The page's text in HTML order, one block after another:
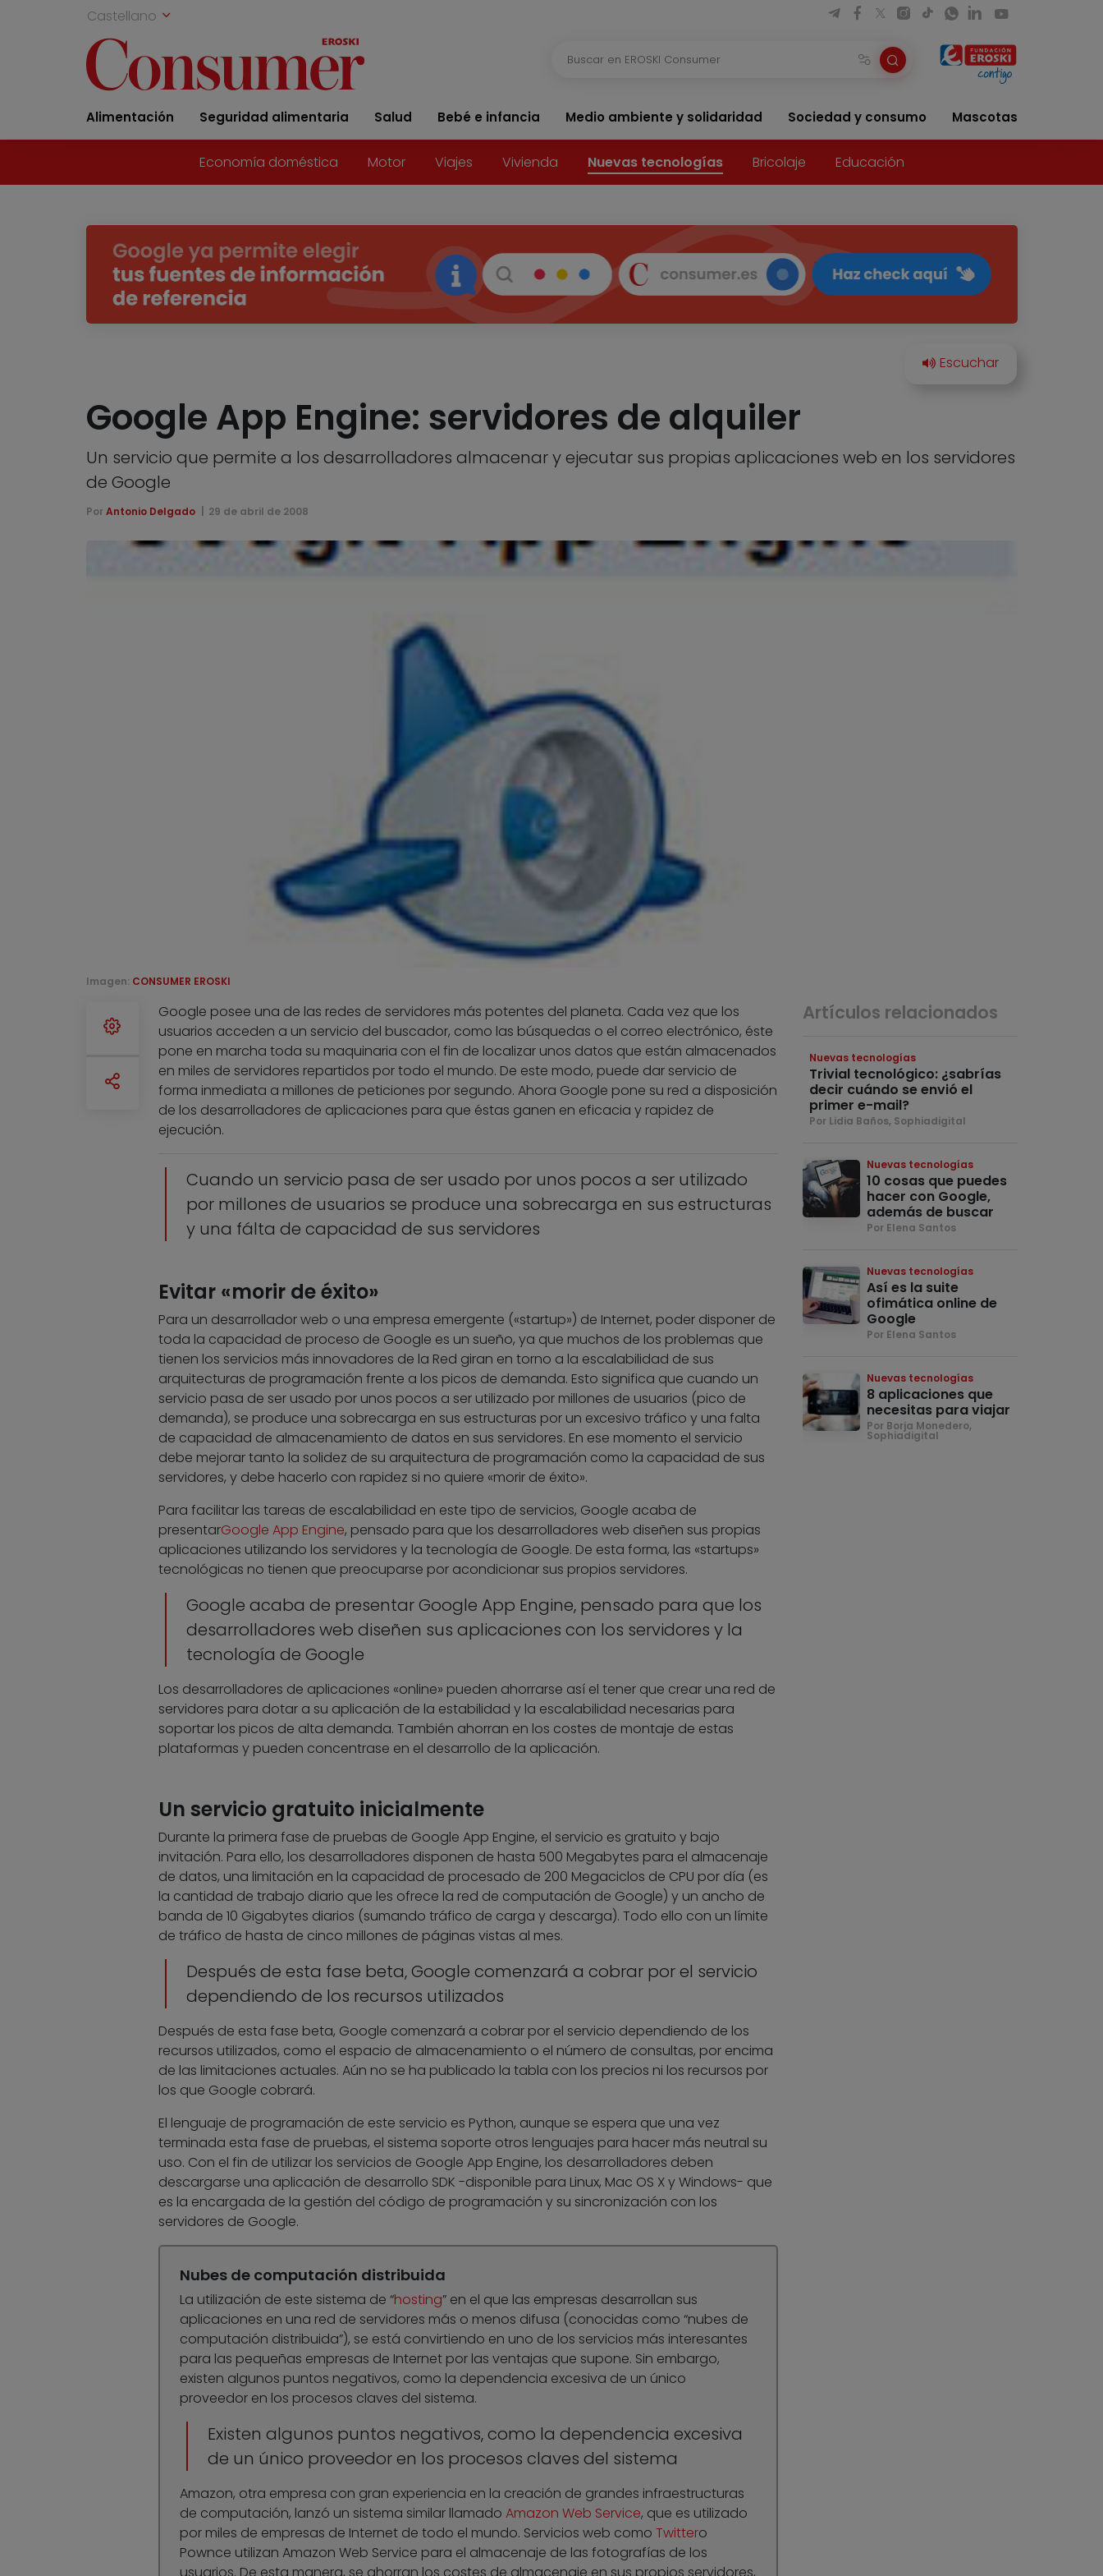
Castellano
Alimentación Seguridad alimentaria Salud Bebé e infancia Medio ambiente y solidaridad Sociedad y consumo Mascotas
Economía doméstica Motor Viajes Vivienda Nuevas tecnologías Bricolaje Educación
Google App Engine: servidores de alquiler
Un servicio que permite a los desarrolladores almacenar y ejecutar sus propias aplicaciones web en los servidores
de Google
Por Antonio Delgado 29 de abril de 2008
Imagen: CONSUMER EROSKI
Google posee una de las redes de servidores más potentes del planeta. Cada vez que los
usuarios acceden a un servicio del buscador, como las búsquedas o el correo electrónico, éste
pone en marcha toda su maquinaria con el fin de localizar unos datos que están almacenados
en miles de servidores repartidos por todo el mundo. De este modo, puede dar servicio de
forma inmediata a millones de peticiones por segundo. Ahora Google pone su red a disposición
de los desarrolladores de aplicaciones para que éstas ganen en eficacia y rapidez de
ejecución.
Cuando un servicio pasa de ser usado por unos pocos a ser utilizado
por millones de usuarios se produce una sobrecarga en sus estructuras
y una fálta de capacidad de sus servidores
Evitar «morir de éxito»
Para un desarrollador web o una empresa emergente («startup») de Internet, poder disponer de
toda la capacidad de proceso de Google es un sueño, ya que muchos de los problemas que
tienen los servicios más innovadores de la Red giran en torno a la escalabilidad de sus
arquitecturas de programación frente a los picos de demanda. Esto significa que cuando un
servicio pasa de ser usado por unos pocos a ser utilizado por millones de usuarios (pico de
demanda), se produce una sobrecarga en sus estructuras por un excesivo tráfico y una falta
de capacidad de almacenamiento de datos en sus servidores. En ese momento el servicio
debe mejorar tanto la solidez de su arquitectura de programación como la capacidad de sus
servidores, y debe hacerlo con rapidez si no quiere «morir de éxito».
Para facilitar las tareas de escalabilidad en este tipo de servicios, Google acaba de
presentarGoogle App Engine, pensado para que los desarrolladores web diseñen sus propias
aplicaciones utilizando los servidores y la tecnología de Google. De esta forma, las «startups»
tecnológicas no tienen que preocuparse por acondicionar sus propios servidores.
Google acaba de presentar Google App Engine, pensado para que los
desarrolladores web diseñen sus aplicaciones con los servidores y la
tecnología de Google
Los desarrolladores de aplicaciones «online» pueden ahorrarse así el tener que crear una red de
servidores para dotar a su aplicación de la estabilidad y la escalabilidad necesarias para
soportar los picos de alta demanda. También ahorran en los costes de montaje de estas
plataformas y pueden concentrase en el desarrollo de la aplicación.
Un servicio gratuito inicialmente
Durante la primera fase de pruebas de Google App Engine, el servicio es gratuito y bajo
invitación. Para ello, los desarrolladores disponen de hasta 500 Megabytes para el almacenaje
de datos, una limitación en la capacidad de procesado de 200 Megaciclos de CPU por día (es
la cantidad de trabajo diario que les ofrece la red de computación de Google) y un ancho de
banda de 10 Gigabytes diarios (sumando tráfico de carga y descarga). Todo ello con un límite
de tráfico de hasta de cinco millones de páginas vistas al mes.
Después de esta fase beta, Google comenzará a cobrar por el servicio
dependiendo de los recursos utilizados
Después de esta fase beta, Google comenzará a cobrar por el servicio dependiendo de los
recursos utilizados, como el espacio de almacenamiento o el número de consultas, por encima
de las limitaciones actuales. Aún no se ha publicado la tabla con los precios ni los recursos por
los que Google cobrará.
El lenguaje de programación de este servicio es Python, aunque se espera que una vez
terminada esta fase de pruebas, el sistema soporte otros lenguajes para hacer más neutral su
uso. Con el fin de utilizar los servicios de Google App Engine, los desarrolladores deben
descargarse una aplicación de desarrollo SDK -disponible para Linux, Mac OS X y Windows- que
es la encargada de la gestión del código de programación y su sincronización con los
servidores de Google.
Nubes de computación distribuida
La utilización de este sistema de “hosting” en el que las empresas desarrollan sus
aplicaciones en una red de servidores más o menos difusa (conocidas como “nubes de
computación distribuida”), se está convirtiendo en uno de los servicios más interesantes
para las pequeñas empresas de Internet por las ventajas que supone. Sin embargo,
existen algunos puntos negativos, como la dependencia excesiva de un único
proveedor en los procesos claves del sistema.
Existen algunos puntos negativos, como la dependencia excesiva
de un único proveedor en los procesos claves del sistema
Amazon, otra empresa con gran experiencia en la creación de grandes infraestructuras
de computación, lanzó un sistema similar llamado Amazon Web Service, que es utilizado
por miles de empresas de Internet de todo el mundo. Servicios web como Twittero
Pownce utilizan Amazon Web Service para el almacenaje de las fotografías de los
Artículos relacionados
Nuevas tecnologías
Trivial tecnológico: ¿sabrías
decir cuándo se envió el
primer e-mail?
Por Lidia Baños, Sophiadigital
Nuevas tecnologías
10 cosas que puedes
hacer con Google,
además de buscar
Por Elena Santos
Nuevas tecnologías
Así es la suite
ofimática online de
Google
Por Elena Santos
Nuevas tecnologías
8 aplicaciones que
necesitas para viajar
Por Borja Monedero,
Sophiadigital